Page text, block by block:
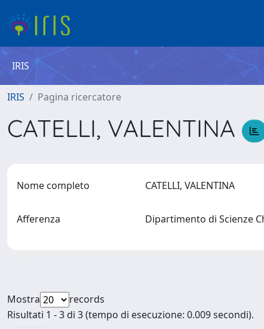
IRIS
IRIS Pagina ricercatore
CATELLI, VALENTINA
Nome completo CATELLI, VALENTINA
Afferenza Dipartimento di Scienze
Mostra
records
Risultati 1 - 3 di 3 (tempo di esecuzione: 0.009 secondi).